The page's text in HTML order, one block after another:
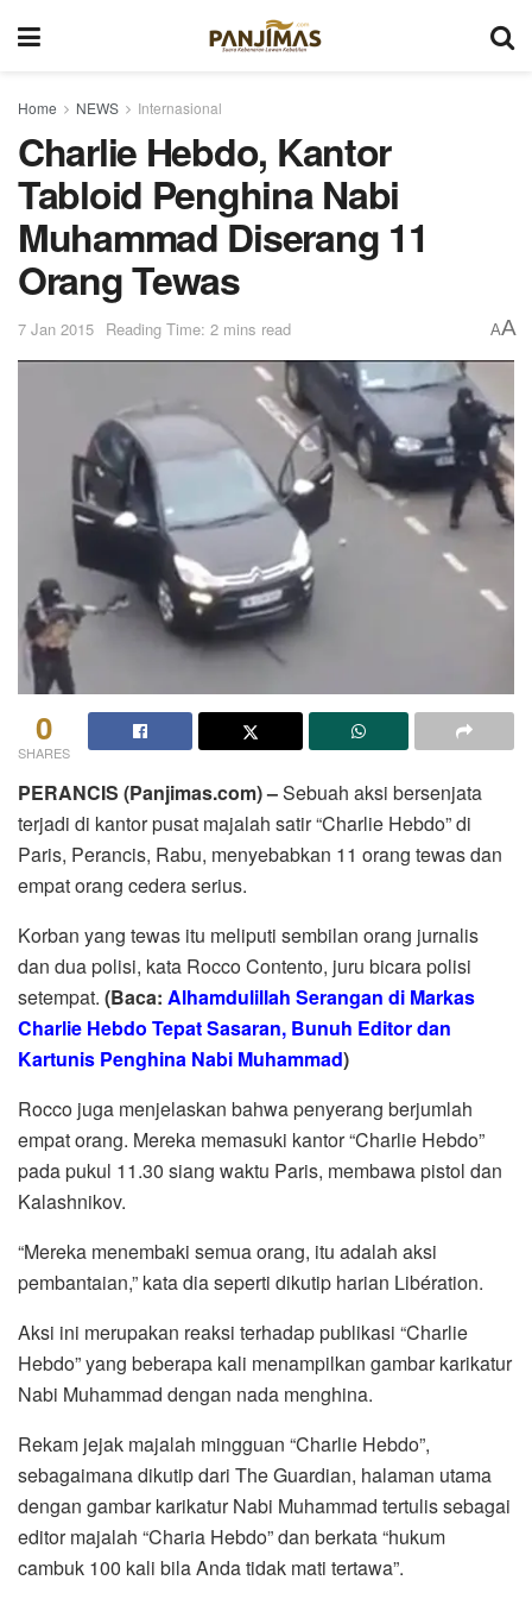
Home NEWS Internasional
Charlie Hebdo, Kantor
Tabloid Penghina Nabi
Muhammad Diserang 11
Orang Tewas
7 Jan 2015 Reading Time: 2 mins read AA
0
SHARES
PERANCIS (Panjimas.com) –Sebuah aksi bersenjata
terjadi di kantor pusat majalah satir “Charlie Hebdo” di
Paris, Perancis, Rabu, menyebabkan 11 orang tewas dan
empat orang cedera serius.
Korban yang tewas itu meliputi sembilan orang jurnalis
dan dua polisi, kata Rocco Contento, juru bicara polisi
setempat. (Baca: Alhamdulillah Serangan di Markas
Charlie Hebdo Tepat Sasaran, Bunuh Editor dan
Kartunis Penghina Nabi Muhammad)
Rocco juga menjelaskan bahwa penyerang berjumlah
empat orang. Mereka memasuki kantor “Charlie Hebdo”
pada pukul 11.30 siang waktu Paris, membawa pistol dan
Kalashnikov.
“Mereka menembaki semua orang, itu adalah aksi
pembantaian,” kata dia seperti dikutip harian Libération.
Aksi ini merupakan reaksi terhadap publikasi “Charlie
Hebdo” yang beberapa kali menampilkan gambar karikatur
Nabi Muhammad dengan nada menghina.
Rekam jejak majalah mingguan “Charlie Hebdo”,
sebagaimana dikutip dari The Guardian, halaman utama
dengan gambar karikatur Nabi Muhammad tertulis sebagai
editor majalah “Charia Hebdo” dan berkata “hukum
cambuk 100 kali bila Anda tidak mati tertawa”.